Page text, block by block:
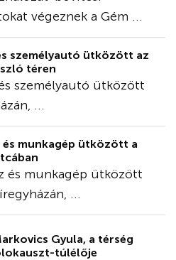
végeznek a Gém ...
személyautó ütközött az
téren
személyautó ütközött
...
munkagép ütközött a
és munkagép ütközött
...
Gyula, a térség
túlélője